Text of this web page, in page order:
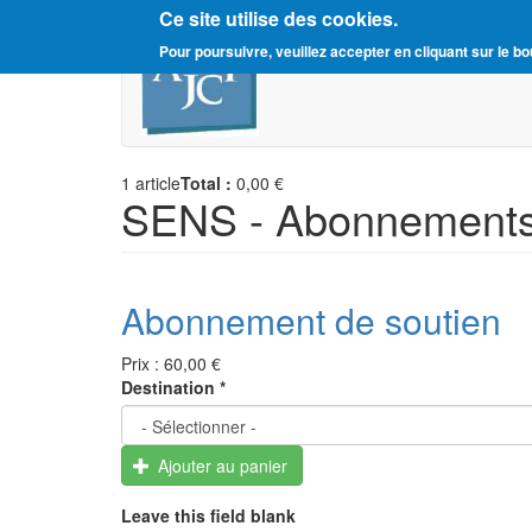
Ce site utilise des cookies.
Pour poursuivre, veuillez accepter en cliquant sur le
Amitié Judéo-Chrétienne
1 articleTotal : 0,00 €
SENS -
Abonnement de soutien
Prix : 60,00 €
Destination *
Ajouter au panier
Leave this field blank